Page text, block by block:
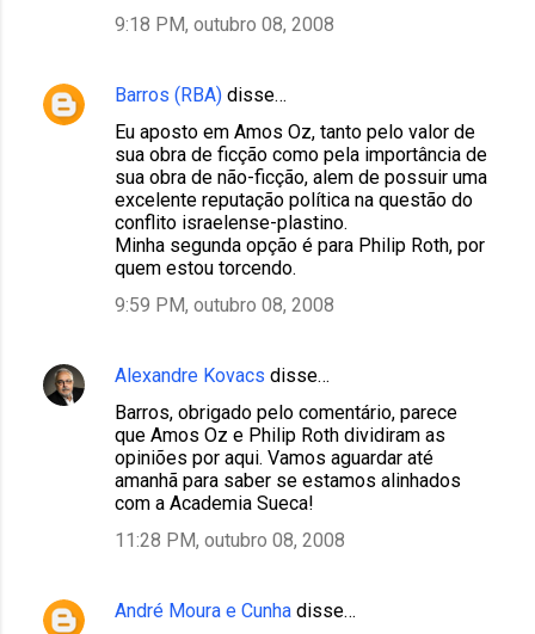
9:18 PM, outubro 08, 2008
Barros (RBA) disse…
Eu aposto em Amos Oz, tanto pelo valor de
sua obra de ficção como pela importância de
sua obra de não-ficção, alem de possuir uma
excelente reputação política na questão do
conflito israelense-plastino.
Minha segunda opção é para Philip Roth, por
quem estou torcendo.
9:59 PM, outubro 08, 2008
Alexandre Kovacs disse…
Barros, obrigado pelo comentário, parece
que Amos Oz e Philip Roth dividiram as
opiniões por aqui. Vamos aguardar até
amanhã para saber se estamos alinhados
com a Academia Sueca!
11:28 PM, outubro 08, 2008
André Moura e Cunha disse…